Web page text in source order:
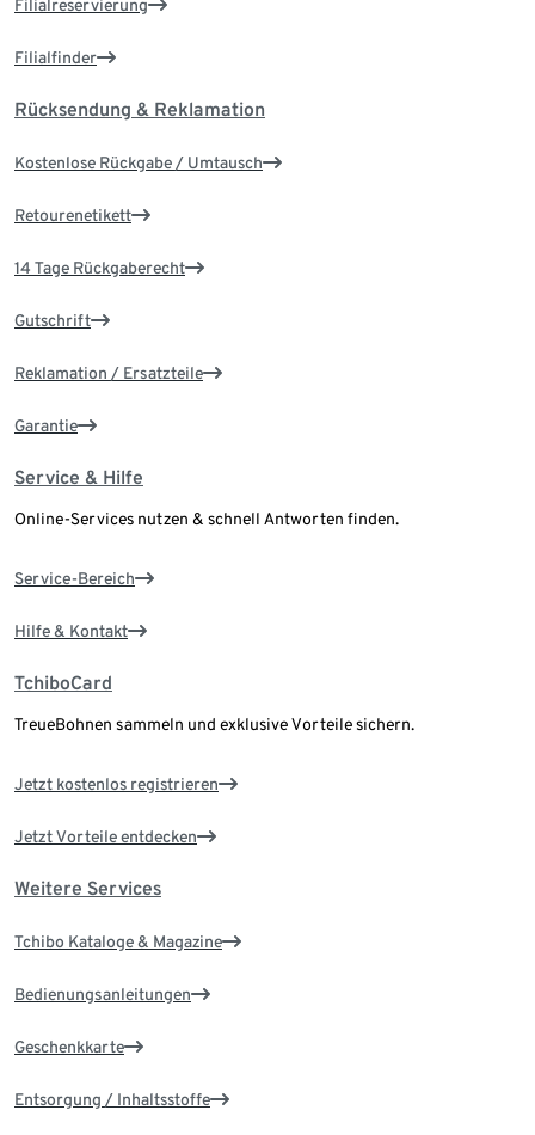
Filialreservierung
Filialfinder
Rücksendung & Reklamation
Kostenlose Rückgabe / Umtausch
Retourenetikett
14 Tage Rückgaberecht
Gutschrift
Reklamation / Ersatzteile
Garantie
Service & Hilfe
Online-Services nutzen & schnell Antworten finden.
Service-Bereich
Hilfe & Kontakt
TchiboCard
TreueBohnen sammeln und exklusive Vorteile sichern.
Jetzt kostenlos registrieren
Jetzt Vorteile entdecken
Weitere Services
Tchibo Kataloge & Magazine
Bedienungsanleitungen
Geschenkkarte
Entsorgung / Inhaltsstoffe